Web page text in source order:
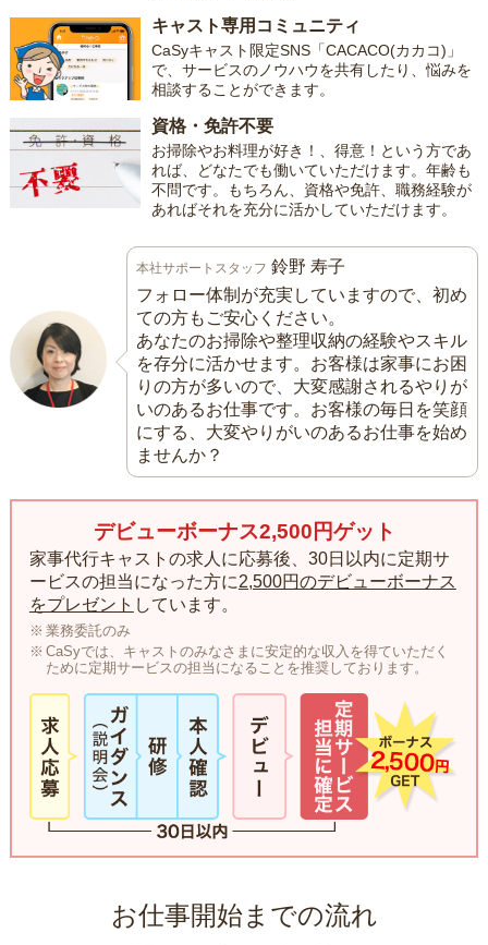
キャスト専用コミュニティ
CaSyキャスト限定SNS「CACACO(カカコ)」
で、サービスのノウハウを共有したり、悩みを
相談することができます。
資格・免許不要
お掃除やお料理が好き！、得意！という方であ
れば、どなたでも働いていただけます。年齢も
不問です。もちろん、資格や免許、職務経験が
あればそれを充分に活かしていただけます。
本社サポートスタッフ 鈴野 寿子
フォロー体制が充実していますので、初め
ての方もご安心ください。
あなたのお掃除や整理収納の経験やスキル
を存分に活かせます。お客様は家事にお困
りの方が多いので、大変感謝されるやりが
いのあるお仕事です。お客様の毎日を笑顔
にする、大変やりがいのあるお仕事を始め
ませんか？
デビューボーナス2,500円ゲット
家事代行キャストの求人に応募後、30日以内に定期サ
ービスの担当になった方に2,500円のデビューボーナス
をプレゼント しています。
業務委託のみ
CaSyでは、キャストのみなさまに安定的な収入を得ていただく
ために定期サービスの担当になることを推奨しております。
お仕事開始までの流れ